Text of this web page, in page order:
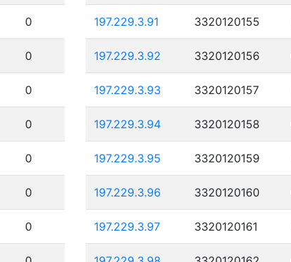
0
0
0
0
0
0
0
197.229.3.91 3320120155
197.229.3.92 3320120156
197.229.3.93 3320120157
197.229.3.94 3320120158
197.229.3.95 3320120159
197.229.3.96 3320120160
197.229.3.97 3320120161